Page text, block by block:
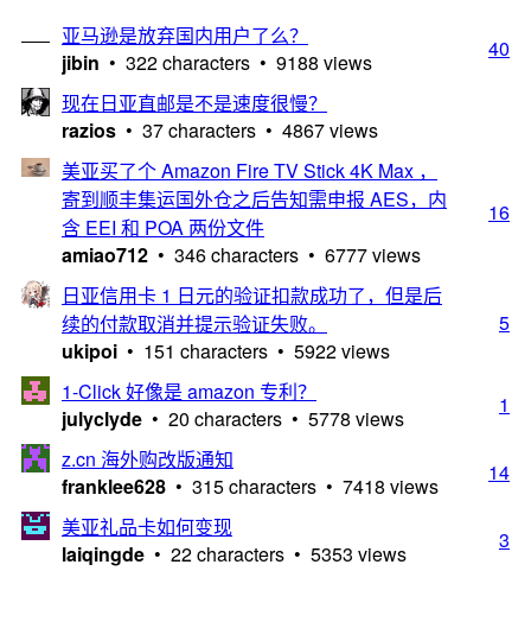
亚马逊是放弃国内用户了么？
jibin • 322 characters • 9188 views
40
现在日亚直邮是不是速度很慢？
razios • 37 characters • 4867 views
美亚买了个 Amazon Fire TV Stick 4K Max ，
寄到顺丰集运国外仓之后告知需申报 AES，内
含 EEI 和 POA 两份文件
amiao712 • 346 characters • 6777 views
16
日亚信用卡 1 日元的验证扣款成功了，但是后
续的付款取消并提示验证失败。
ukipoi • 151 characters • 5922 views
5
1-Click 好像是 amazon 专利？
julyclyde • 20 characters • 5778 views
1
z.cn 海外购改版通知
franklee628 • 315 characters • 7418 views
14
美亚礼品卡如何变现
laiqingde • 22 characters • 5353 views
3